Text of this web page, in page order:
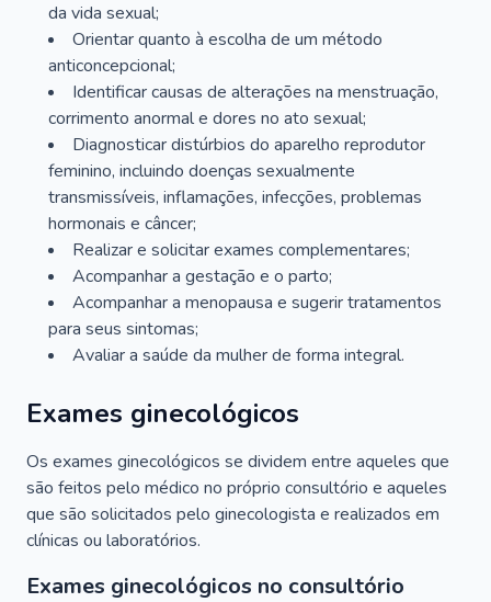
da vida sexual;
Orientar quanto à escolha de um método
anticoncepcional;
Identificar causas de alterações na menstruação,
corrimento anormal e dores no ato sexual;
Diagnosticar distúrbios do aparelho reprodutor
feminino, incluindo doenças sexualmente
transmissíveis, inflamações, infecções, problemas
hormonais e câncer;
Realizar e solicitar exames complementares;
Acompanhar a gestação e o parto;
Acompanhar a menopausa e sugerir tratamentos
para seus sintomas;
Avaliar a saúde da mulher de forma integral.
Exames ginecológicos
Os exames ginecológicos se dividem entre aqueles que
são feitos pelo médico no próprio consultório e aqueles
que são solicitados pelo ginecologista e realizados em
clínicas ou laboratórios.
Exames ginecológicos no consultório